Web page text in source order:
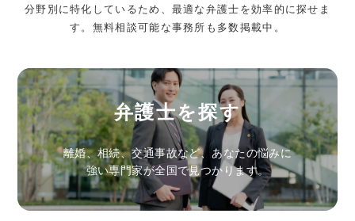
分野別に特化しているため、最適な弁護士を効率的に探せま
す。無料相談可能な事務所も多数掲載中。
弁護士を探す
離婚、相続、交通事故など、あなたの悩みに
強い専門家が全国で見つかります。